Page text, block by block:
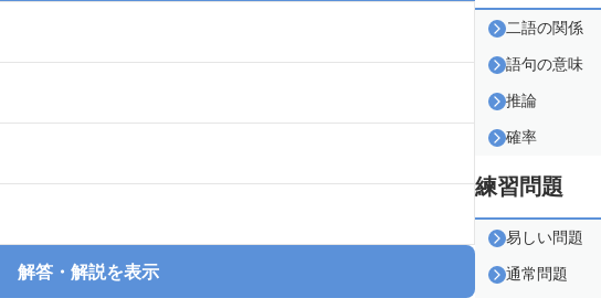
解答・解説を表示
二語の関係
語句の意味
推論
確率
練習問題
易しい問題
通常問題